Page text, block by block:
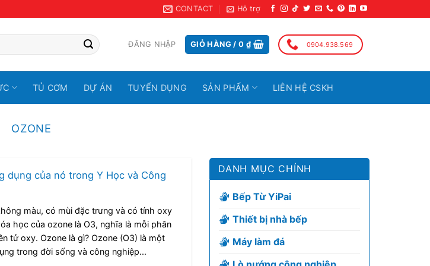
CONTACT Hỗ trợ
ĐĂNG NHẬP GIỎ HÀNG /0 ₫ 0904.938.569
TỦ CƠM DỰ ÁN TUYỂN DỤNG SẢN PHẨM LIÊN HỆ CSKH
OZONE
dụng của nó trong Y Học và Công
màu, có mùi đặc trưng và có tính oxy
học của ozone là O3, nghĩa là mỗi phân
tử oxy. Ozone là gì? Ozone (O3) là một
trong đời sống và công nghiệp...
DANH MỤC CHÍNH
Bếp Từ YiPai
Thiết bị nhà bếp
Máy làm đá